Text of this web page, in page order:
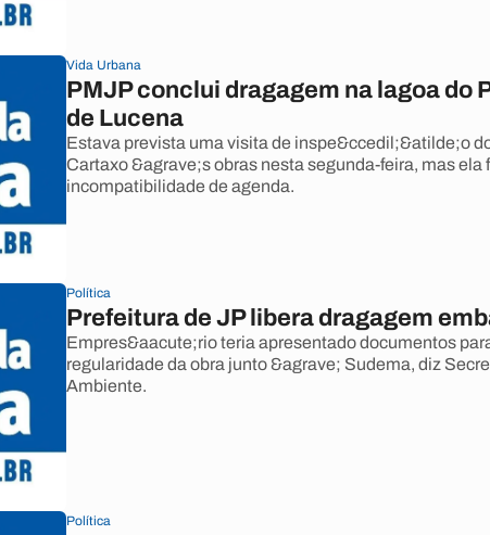
Vida Urbana
PMJP conclui dragagem na lagoa do
de Lucena
Estava prevista uma visita de inspe&ccedil;&atilde;o
Cartaxo &agrave;s obras nesta segunda-feira, mas ela
incompatibilidade de agenda.
Política
Prefeitura de JP libera dragagem
Empres&aacute;rio teria apresentado documentos
regularidade da obra junto &agrave; Sudema, diz
Ambiente.
Política